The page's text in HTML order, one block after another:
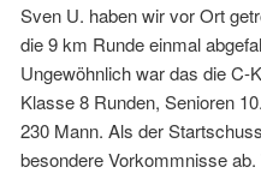
Sven U. haben wir vor Ort
die 9 km Runde einmal
Ungewöhnlich war das die
Klasse 8 Runden, Senioren
230 Mann. Als der
besondere Vorkommnisse